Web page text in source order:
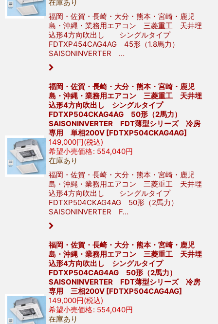
在庫あり
福岡・佐賀・長崎・大分・熊本・宮崎・鹿児
島・沖縄・業務用エアコン 三菱重工 天井埋
込形4方向吹出し シングルタイプ
FDTXP454CAG4AG 45形（1.8馬力）
SAISONINVERTER …
福岡・佐賀・長崎・大分・熊本・宮崎・鹿児
島・沖縄・業務用エアコン 三菱重工 天井埋
込形4方向吹出し シングルタイプ
FDTXP504CKAG4AG 50形（2馬力）
SAISONINVERTER FDT薄型シリーズ 冷房
専用 単相200V [FDTXP504CKAG4AG]
149,000円(税込)
希望小売価格: 554,040円
在庫あり
福岡・佐賀・長崎・大分・熊本・宮崎・鹿児
島・沖縄・業務用エアコン 三菱重工 天井埋
込形4方向吹出し シングルタイプ
FDTXP504CKAG4AG 50形（2馬力）
SAISONINVERTER F…
福岡・佐賀・長崎・大分・熊本・宮崎・鹿児
島・沖縄・業務用エアコン 三菱重工 天井埋
込形4方向吹出し シングルタイプ
FDTXP504CAG4AG 50形（2馬力）
SAISONINVERTER FDT薄型シリーズ 冷房
専用 三相200V [FDTXP504CAG4AG]
149,000円(税込)
希望小売価格: 554,040円
在庫あり